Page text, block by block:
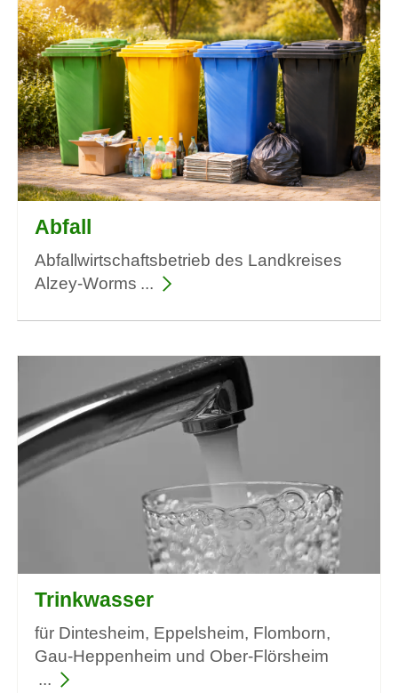
Abfall
Abfallwirtschaftsbetrieb des Landkreises
Alzey-Worms
Trinkwasser
für Dintesheim, Eppelsheim, Flomborn,
Gau-Heppenheim und Ober-Flörsheim